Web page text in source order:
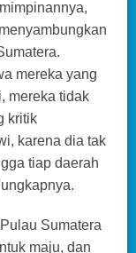
mereka yang
mereka tidak
kritik
karena dia tak
tiap daerah
Sumatera
maju, dan